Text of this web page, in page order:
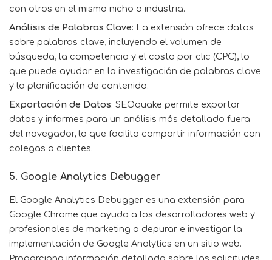
con otros en el mismo nicho o industria.
Análisis de Palabras Clave: La extensión ofrece datos
sobre palabras clave, incluyendo el volumen de
búsqueda, la competencia y el costo por clic (CPC), lo
que puede ayudar en la investigación de palabras clave
y la planificación de contenido.
Exportación de Datos: SEOquake permite exportar
datos y informes para un análisis más detallado fuera
del navegador, lo que facilita compartir información con
colegas o clientes.
5. Google Analytics Debugger
El Google Analytics Debugger es una extensión para
Google Chrome que ayuda a los desarrolladores web y
profesionales de marketing a depurar e investigar la
implementación de Google Analytics en un sitio web.